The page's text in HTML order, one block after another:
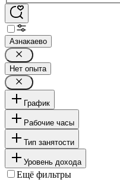
Азнакаево
Нет опыта
График
Рабочие часы
Тип занятости
Уровень дохода
Ещё фильтры